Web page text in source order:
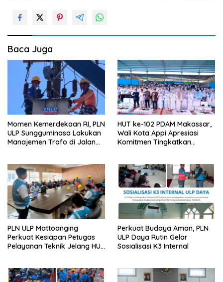
a
s
i
Baca Juga
Momen Kemerdekaan RI, PLN
ULP Sungguminasa Lakukan
Manajemen Trafo di Jalan
HUT ke-102 PDAM Makassar,
Wali Kota Appi Apresiasi
Komitmen Tingkatkan
PLN ULP Mattoanging
Perkuat Kesiapan Petugas
Pelayanan Teknik Jelang HUT
Perkuat Budaya Aman, PLN
ULP Daya Rutin Gelar
Sosialisasi K3 Internal